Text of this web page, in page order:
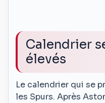
Calendrier
élevés
Le calendrier qui se
les Spurs. Après